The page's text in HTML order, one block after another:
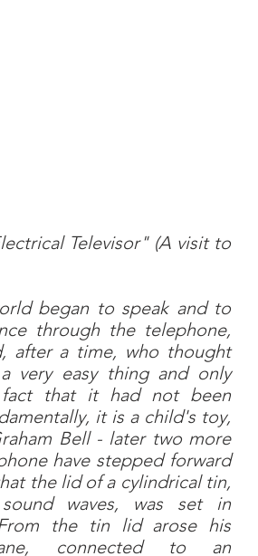
Televisor" (A visit to
began to speak and to
through the telephone,
after a time, who thought
very easy thing and only
that it had not been
it is a child's toy,
Bell - later two more
have stepped forward
the lid of a cylindrical tin,
waves, was set in
the tin lid arose his
connected to an